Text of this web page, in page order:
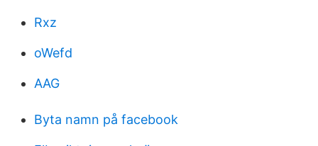
Rxz
oWefd
AAG
Byta namn på facebook